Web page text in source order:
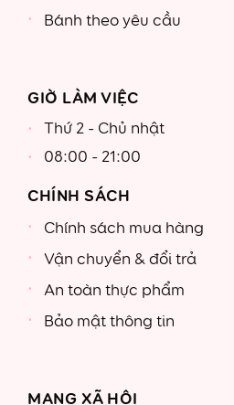
Bánh theo yêu cầu
GIỜ LÀM VIỆC
Thứ 2 - Chủ nhật
08:00 - 21:00
CHÍNH SÁCH
Chính sách mua hàng
Vận chuyển & đổi trả
An toàn thực phẩm
Bảo mật thông tin
MẠNG XÃ HỘI